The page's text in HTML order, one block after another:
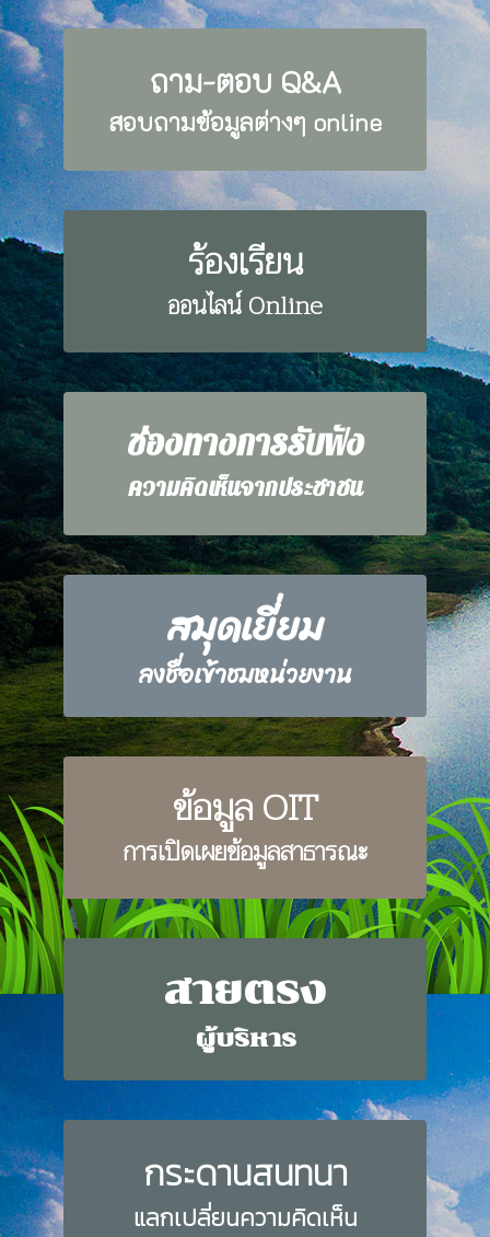
ถาม-ตอบ Q&A
สอบถามข้อมูลต่างๆ online
ร้องเรียน
ออนไลน์ Online
ช่องทางการรับฟัง
ความคิดเห็นจากประชาชน
สมุดเยี่ยม
ลงชื่อเข้าชมหน่วยงาน
ข้อมูล OIT
การเปิดเผยข้อมูลสาธารณะ
สายตรง
ผู้บริหาร
กระดานสนทนา
แลกเปลี่ยนความคิดเห็น